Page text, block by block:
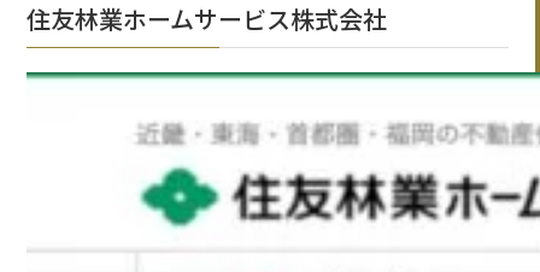
住友林業ホームサービス株式会社